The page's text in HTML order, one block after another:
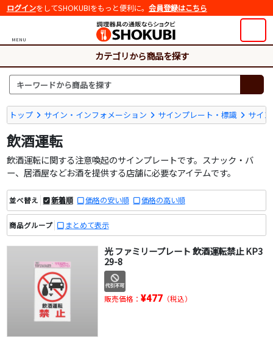
ログインをしてSHOKUBIをもっと便利に。 会員登録はこちら
MENU
カテゴリから商品を探す
トップ サイン・インフォメーション サインプレート・標識 サイ
飲酒運転
飲酒運転に関する注意喚起のサインプレートです。スナック・バ
ー、居酒屋などお酒を提供する店舗に必要なアイテムです。
並べ替え 新着順 価格の安い順 価格の高い順
商品グループ まとめて表示
光 ファミリープレート 飲酒運転禁止 KP3
29-8
販売価格： ¥477（税込）